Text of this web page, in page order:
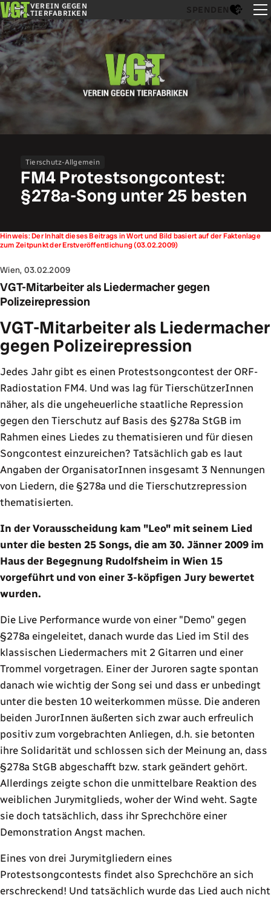
VEREIN GEGEN
TIERFABRIKEN
SPENDEN
Tierschutz-Allgemein
FM4 Protestsongcontest:
§278a-Song unter 25 besten
Hinweis: Der Inhalt dieses Beitrags in Wort und Bild basiert auf der Faktenlage
zum Zeitpunkt der Erstveröffentlichung (03.02.2009)
Wien, 03.02.2009
VGT-Mitarbeiter als Liedermacher gegen
Polizeirepression
VGT-Mitarbeiter als Liedermacher
gegen Polizeirepression
Jedes Jahr gibt es einen Protestsongcontest der ORF-
Radiostation FM4. Und was lag für TierschützerInnen
näher, als die ungeheuerliche staatliche Repression
gegen den Tierschutz auf Basis des §278a StGB im
Rahmen eines Liedes zu thematisieren und für diesen
Songcontest einzureichen? Tatsächlich gab es laut
Angaben der OrganisatorInnen insgesamt 3 Nennungen
von Liedern, die §278a und die Tierschutzrepression
thematisierten.
In der Vorausscheidung kam "Leo" mit seinem Lied
unter die besten 25 Songs, die am 30. Jänner 2009 im
Haus der Begegnung Rudolfsheim in Wien 15
vorgeführt und von einer 3-köpfigen Jury bewertet
wurden.
Die Live Performance wurde von einer "Demo" gegen
§278a eingeleitet, danach wurde das Lied im Stil des
klassischen Liedermachers mit 2 Gitarren und einer
Trommel vorgetragen. Einer der Juroren sagte spontan
danach wie wichtig der Song sei und dass er unbedingt
unter die besten 10 weiterkommen müsse. Die anderen
beiden JurorInnen äußerten sich zwar auch erfreulich
positiv zum vorgebrachten Anliegen, d.h. sie betonten
ihre Solidarität und schlossen sich der Meinung an, dass
§278a StGB abgeschafft bzw. stark geändert gehört.
Allerdings zeigte schon die unmittelbare Reaktion des
weiblichen Jurymitglieds, woher der Wind weht. Sagte
sie doch tatsächlich, dass ihr Sprechchöre einer
Demonstration Angst machen.
Eines von drei Jurymitgliedern eines
Protestsongcontests findet also Sprechchöre an sich
erschreckend! Und tatsächlich wurde das Lied auch nicht